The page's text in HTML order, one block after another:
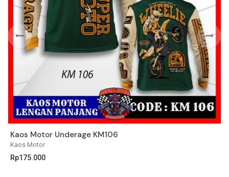
Kaos Motor
Kaos Motor Underage KM106
Rp175.000